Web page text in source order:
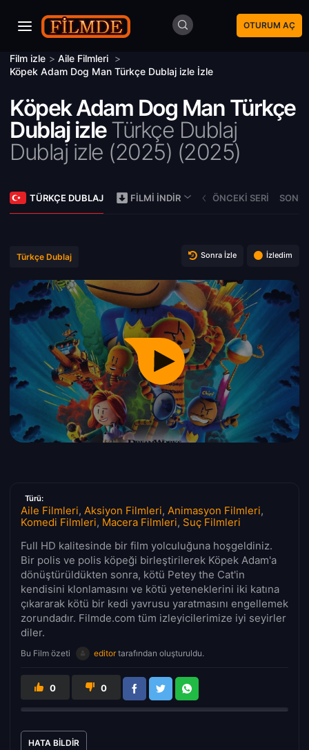
OTURUM AÇ
Film izle > Aile Filmleri >
Köpek Adam Dog Man Türkçe Dublaj izle İzle
Köpek Adam Dog Man Türkçe
Dublaj izleTürkçe Dublaj
Dublaj izle (2025) (2025)
TÜRKÇE DUBLAJ FILMI İNDIR ÖNCEKI SERI
Türkçe Dublaj Sonra İzle İzledim
Türü:
Aile Filmleri, Aksiyon Filmleri, Animasyon Filmleri,
Komedi Filmleri, Macera Filmleri, Suç Filmleri
Full HD kalitesinde bir film yolculuğuna hoşgeldiniz.
Bir polis ve polis köpeği birleştirilerek Köpek Adam'a
dönüştürüldükten sonra, kötü Petey the Cat'in
kendisini klonlamasını ve kötü yeteneklerini iki katına
çıkararak kötü bir kedi yavrusu yaratmasını engellemek
zorundadır. Filmde.com tüm izleyicilerimize iyi seyirler
diler.
Bu Film özeti editortarafından oluşturuldu.
0 0
HATA BILDIR